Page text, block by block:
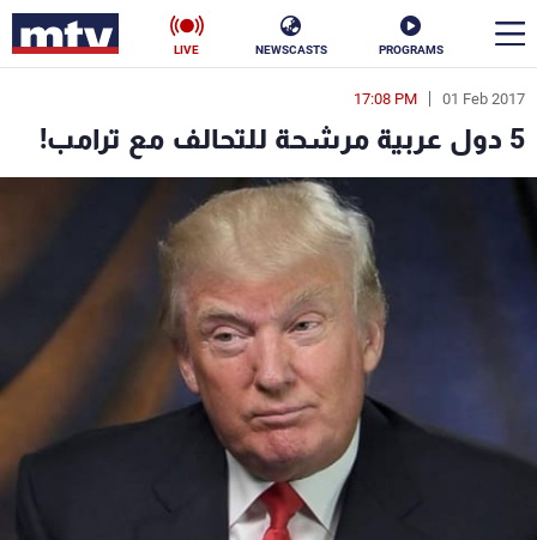
PROGRAMS
NEWSCASTS
LIVE
01 Feb 2017
17:08 PM
5 دول عربية مرشحة للتحالف مع ترامب!
en
الأخبار
ناس
فن
رياضة